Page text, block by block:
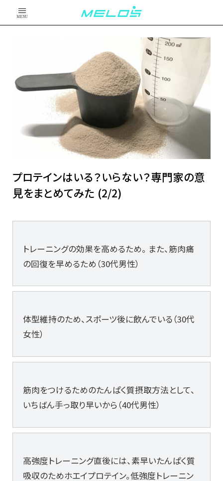
MENU
プロテインはいる？いらない？専門家の意
見をまとめてみた (2/2)
トレーニングの効果を高めるため。 また、筋肉痛
の回復を早めるため（30代男性）
体型維持のため、スポーツ後に飲んでいる（30代
女性）
筋肉をつけるためのたんぱく質摂取方法として、
いちばん手っ取り早いから（40代男性）
高強度トレーニング直後には、素早いたんぱく質
吸収のためホエイプロテイン。低強度トレーニン